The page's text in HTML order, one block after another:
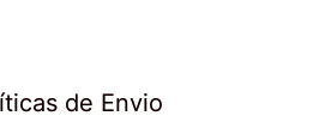
de Envio